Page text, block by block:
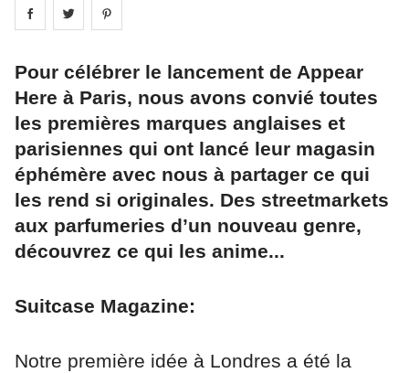
Share on facebook
Share on
Pour célébrer le lancement de Appear
Here à Paris, nous avons convié toutes
les premières marques anglaises et
parisiennes qui ont lancé leur magasin
éphémère avec nous à partager ce qui
les rend si originales. Des streetmarkets
aux parfumeries d’un nouveau genre,
découvrez ce qui les anime...
Suitcase Magazine:
Notre première idée à Londres a été la